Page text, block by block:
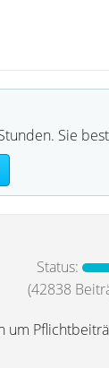
Sie
Status:
(42838
um